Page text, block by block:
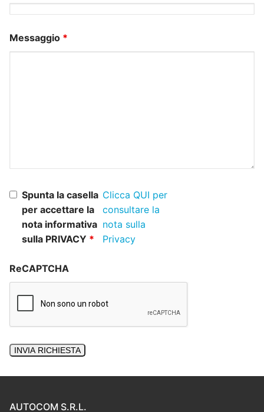
Messaggio *
Spunta la casella
per accettare la
nota informativa
sulla PRIVACY *
Clicca QUI per
consultare la
nota sulla
Privacy
ReCAPTCHA
AUTOCOM S.R.L.